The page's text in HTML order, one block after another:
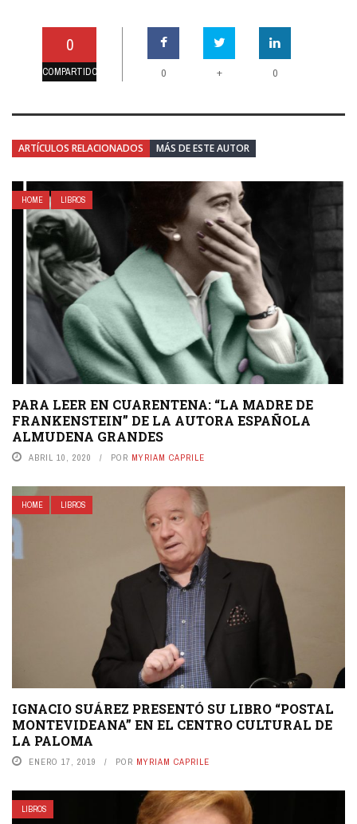
0
COMPARTIDO 0 + 0
ARTÍCULOS RELACIONADOS MÁS DE ESTE AUTOR
HOME LIBROS
PARA LEER EN CUARENTENA: “LA MADRE DE
FRANKENSTEIN” DE LA AUTORA ESPAÑOLA
ALMUDENA GRANDES
ABRIL 10, 2020 POR MYRIAM CAPRILE
HOME LIBROS
IGNACIO SUÁREZ PRESENTÓ SU LIBRO “POSTAL
MONTEVIDEANA” EN EL CENTRO CULTURAL DE
LA PALOMA
ENERO 17, 2019 POR MYRIAM CAPRILE
LIBROS